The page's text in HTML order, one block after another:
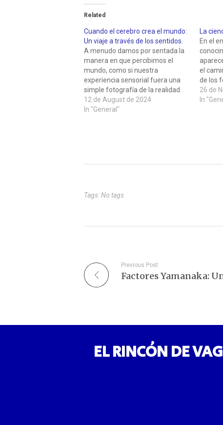
Related
Cuando el cerebro crea el mundo:
Un viaje a través de los sentidos.
A menudo damos por sentada la
manera en que percibimos el
mundo, como si nuestra
experiencia sensorial fuera una
simple fotografía de la realidad.
Sin embargo, la percepción
humana es un proceso mucho
12 de August de 2024
In "General"
La
En el
el
de los
luz
26 de
In
Tags: No tags
Previous Post
EL RINCÓN DE VAG